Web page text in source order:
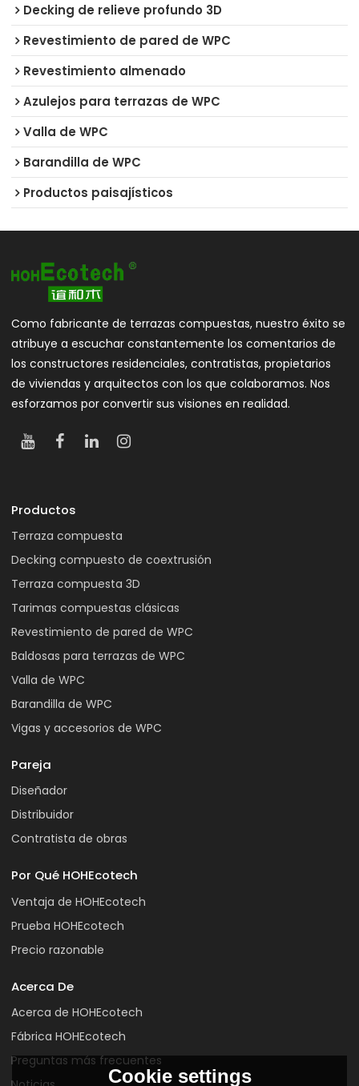
Decking de relieve profundo 3D
Revestimiento de pared de WPC
Revestimiento almenado
Azulejos para terrazas de WPC
Valla de WPC
Barandilla de WPC
Productos paisajísticos
Como fabricante de terrazas compuestas, nuestro éxito se
atribuye a escuchar constantemente los comentarios de
los constructores residenciales, contratistas, propietarios
de viviendas y arquitectos con los que colaboramos. Nos
esforzamos por convertir sus visiones en realidad.
Productos
Terraza compuesta
Decking compuesto de coextrusión
Terraza compuesta 3D
Tarimas compuestas clásicas
Revestimiento de pared de WPC
Baldosas para terrazas de WPC
Valla de WPC
Barandilla de WPC
Vigas y accesorios de WPC
Pareja
Diseñador
Distribuidor
Contratista de obras
Por Qué HOHEcotech
Ventaja de HOHEcotech
Prueba HOHEcotech
Precio razonable
Acerca De
Acerca de HOHEcotech
Fábrica HOHEcotech
Preguntas más frecuentes
Cookie settings